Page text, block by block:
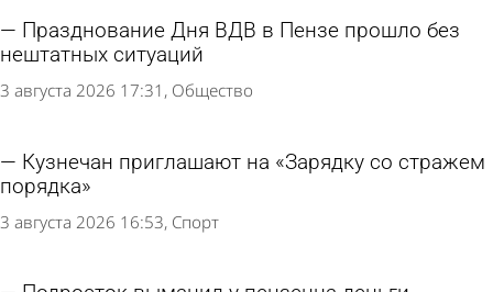
Празднование Дня ВДВ в Пензе прошло без
нештатных ситуаций
3 августа 2026 17:31 Общество
Кузнечан приглашают на «Зарядку со стражем
порядка»
3 августа 2026 16:53 Спорт